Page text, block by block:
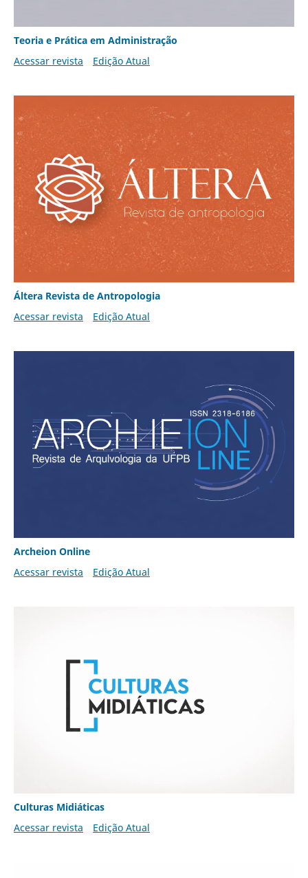
Teoria e Prática em Administração
Acessar revista
Edição Atual
Áltera Revista de Antropologia
Acessar revista
Edição Atual
Archeion Online
Acessar revista
Edição Atual
Culturas Midiáticas
Acessar revista
Edição Atual